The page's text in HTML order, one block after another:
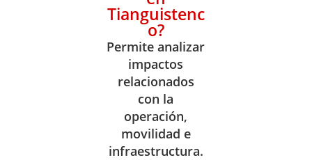
Tianguistenc
o?
Permite analizar
impactos
relacionados
con la
operación,
movilidad e
infraestructura.